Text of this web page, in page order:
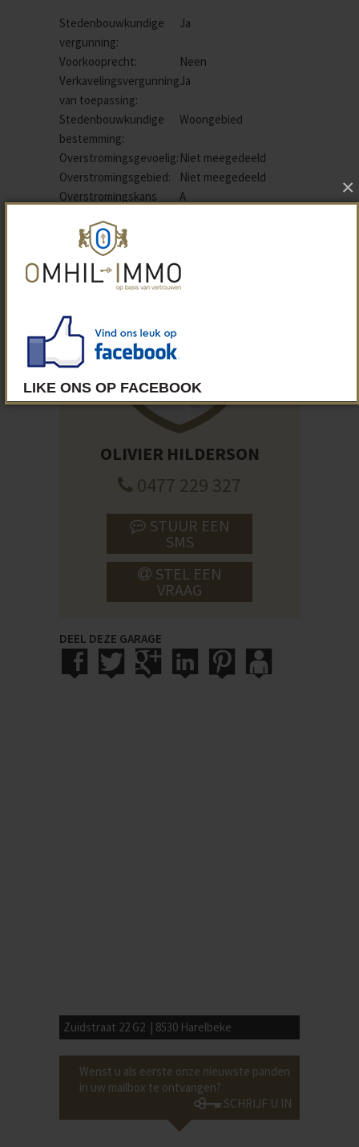
×
Stedenbouwkundige
vergunning:
Ja
Voorkooprecht:
Neen
Verkavelingsvergunning
van toepassing:
Ja
Stedenbouwkundige
bestemming:
Woongebied
Overstromingsgevoelig: Niet meegedeeld
Overstromingsgebied:
Niet meegedeeld
Overstromingskans
A
Erfgoed:
OLIVIER HILDERSON
0477 229 327
STUUR EEN
SMS
STEL EEN
VRAAG
DEEL DEZE GARAGE
Zuidstraat 22 G2 | 8530 Harelbeke
Wenst u als eerste onze nieuwste panden
in uw mailbox te ontvangen?
SCHRIJF U IN